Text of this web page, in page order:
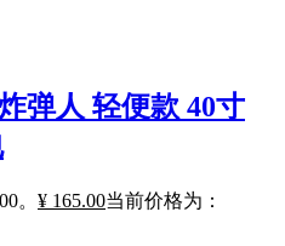
弹人 轻便款 40寸
。 ¥ 165.00当前价格为：